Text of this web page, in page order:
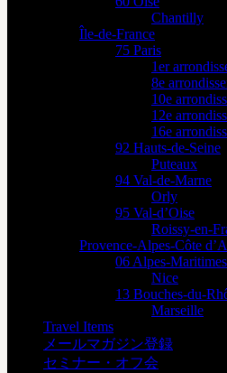
Chantilly
Île-de-France
75 Paris
1er
8e
10e
12e
16e
92 Hauts-de-Seine
Puteaux
94 Val-de-Marne
Orly
95 Val-d’Oise
Roissy-en-
Provence-Alpes-Côte
06 Alpes-Maritimes
Nice
13 Bouches-du-
Marseille
Travel Items
メールマガジン登録
セミナー・オフ会